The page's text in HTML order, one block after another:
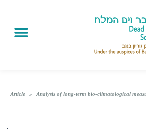
Article »
Analysis of long-term bio-climatological